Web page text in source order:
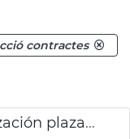
contractes
JGL adjudicación reurbanización plaza Ajuntament